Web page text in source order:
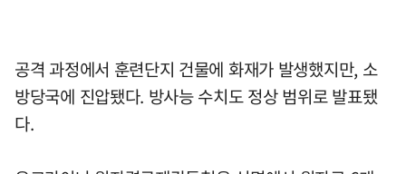
공격 과정에서 훈련단지 건물에 화재가 발생했지만, 소
방당국에 진압됐다. 방사능 수치도 정상 범위로 발표됐
다.